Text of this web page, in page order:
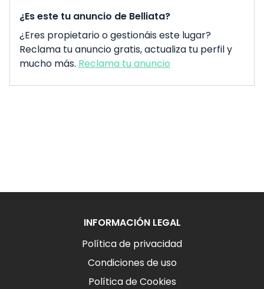
¿Es este tu anuncio de Belliata?
¿Eres propietario o gestionáis este lugar?
Reclama tu anuncio gratis, actualiza tu perfil y
mucho más. Reclama tu anuncio
INFORMACIÓN LEGAL
Política de privacidad
Condiciones de uso
Política de Cookies